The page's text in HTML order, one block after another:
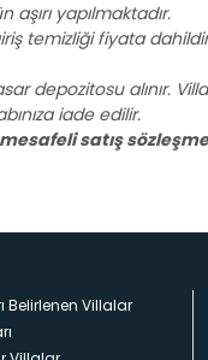
yapılmaktadır.
temizliği fiyata
depozitosu alınır.
iade edilir.
mesafeli satış
Belirlenen Villalar